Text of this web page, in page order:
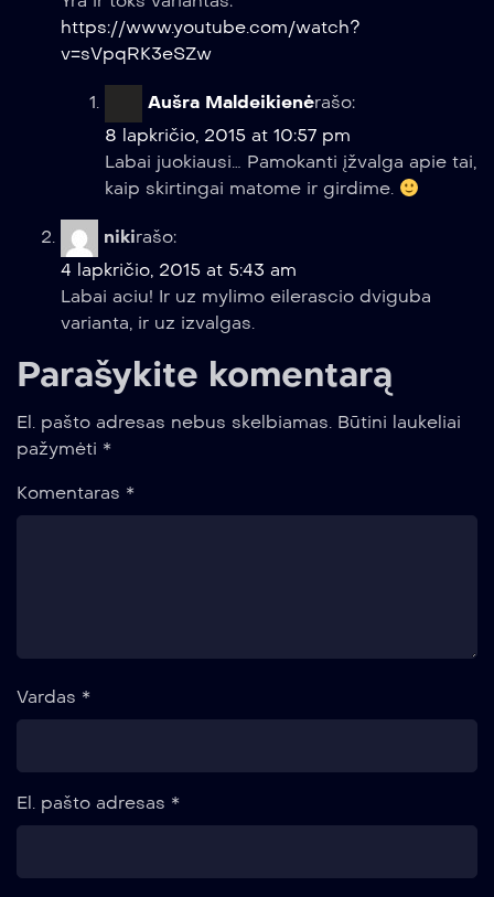
https://www.youtube.com/watch?
v=sVpqRK3eSZw
Aušra Maldeikienėrašo:
8 lapkričio, 2015 at 10:57 pm
Labai juokiausi… Pamokanti įžvalga apie tai,
kaip skirtingai matome ir girdime.
nikirašo:
4 lapkričio, 2015 at 5:43 am
Labai aciu! Ir uz mylimo eilerascio dviguba
varianta, ir uz izvalgas.
Parašykite komentarą
El. pašto adresas nebus skelbiamas. Būtini laukeliai
pažymėti *
Komentaras *
Vardas *
El. pašto adresas *